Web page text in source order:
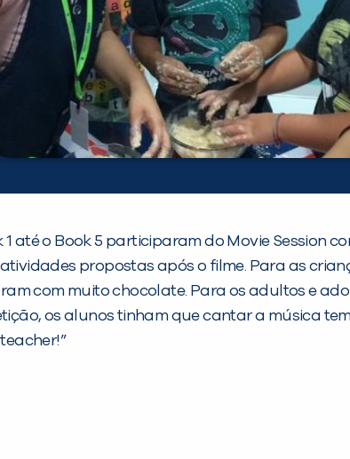
até o Book 5 participaram do Movie Session
propostas após o filme. Para as
com muito chocolate. Para os adultos e
os alunos tinham que cantar a música